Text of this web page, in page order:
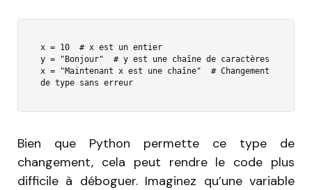
x = 10  # x est un entier
y = "Bonjour"  # y est une chaîne de caractères
x = "Maintenant x est une chaîne"  # Changement
de type sans erreur
Bien que Python permette ce type de
changement, cela peut rendre le code plus
difficile à déboguer. Imaginez qu’une variable